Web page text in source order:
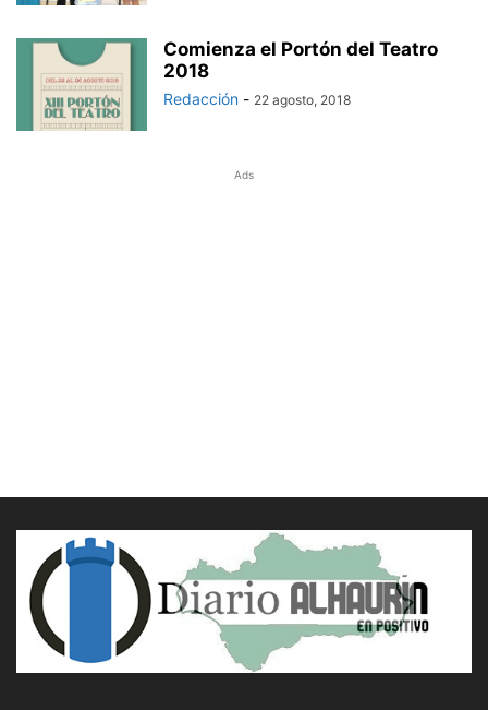
Comienza el Portón del Teatro
2018
Redacción - 22 agosto, 2018
Ads